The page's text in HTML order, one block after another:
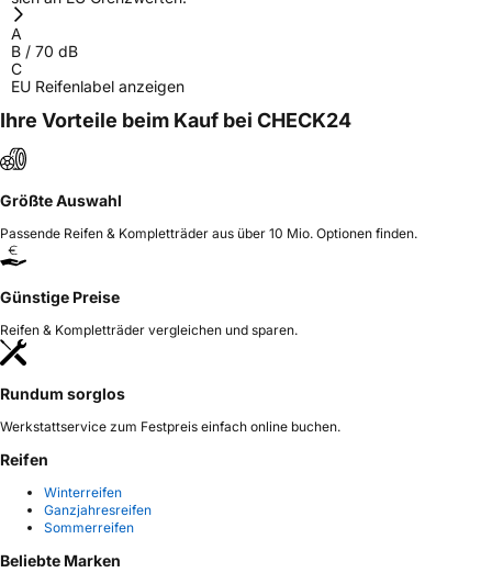
A
B / 70 dB
C
EU Reifenlabel anzeigen
Ihre Vorteile beim Kauf bei CHECK24
Größte Auswahl
Passende Reifen & Kompletträder aus über 10 Mio. Optionen finden.
Günstige Preise
Reifen & Kompletträder vergleichen und sparen.
Rundum sorglos
Werkstattservice zum Festpreis einfach online buchen.
Reifen
Winterreifen
Ganzjahresreifen
Sommerreifen
Beliebte Marken